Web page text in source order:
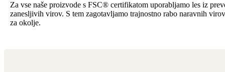
Za vse naše proizvode s FSC® certifikatom uporabljamo les iz
zanesljivih virov. S tem zagotavljamo trajnostno rabo naravnih
za okolje.